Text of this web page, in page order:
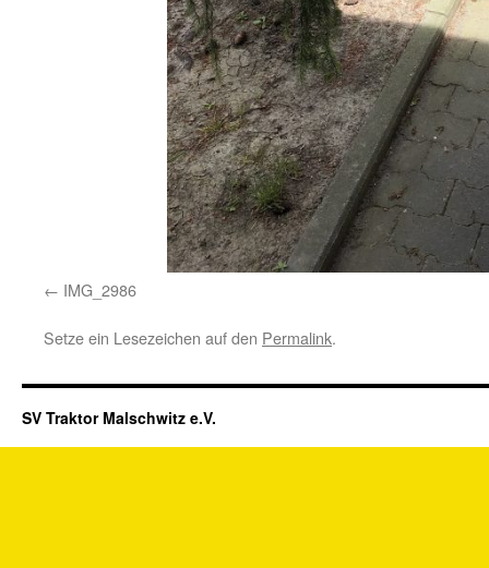
IMG_2986
Setze ein Lesezeichen auf den Permalink.
SV Traktor Malschwitz e.V.